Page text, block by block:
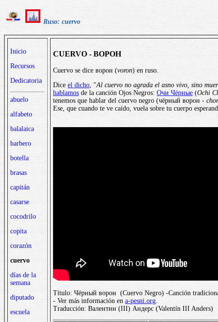
Ruso: cuervo
Inicio
Recursos
Dedicatoria
abuelo
alfabeto
balalaica
barbero
botella
brasas
capitán
casarse
cocodrilo
copita
corazón
cuervo
días de la
semana
diputado
escuela
CUERVO - ВОРОН
Cuervo se dice ворон (voron) en ruso.
Dice el dicho, "Al cuervo no agrada el asno vivo, sino
hablamos de la canción Ojos Negros: Очи Чёрные (Ochi
tenemos que hablar del cuervo negro (чёрный ворон -
Ese, que cuando te ve caído, vuela sobre tu cuerpo
Título: Чёрный ворон (Cuervo Negro) -Canción
- Ver más información en a-pesni.org.
Traducción: Валентин (III) Андерс (Valentín III Anders)